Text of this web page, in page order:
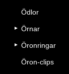
Ödlor
Örnar
Öronringar
Öron-clips